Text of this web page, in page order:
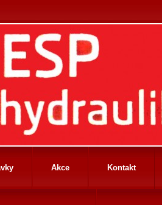
Akce Kontakt